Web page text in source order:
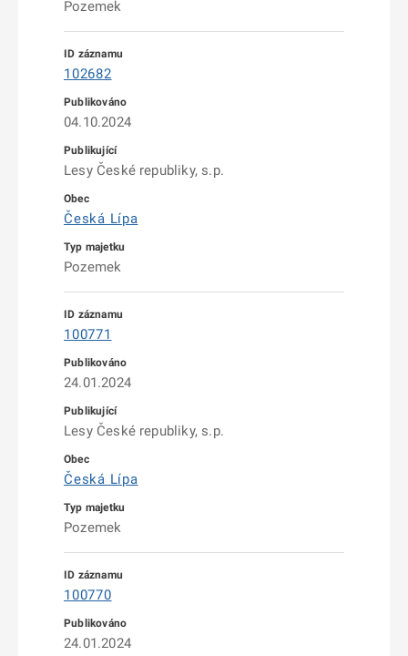
Pozemek
102682
04.10.2024
Lesy České republiky, s.p.
Česká Lípa
Pozemek
100771
24.01.2024
Lesy České republiky, s.p.
Česká Lípa
Pozemek
100770
24.01.2024